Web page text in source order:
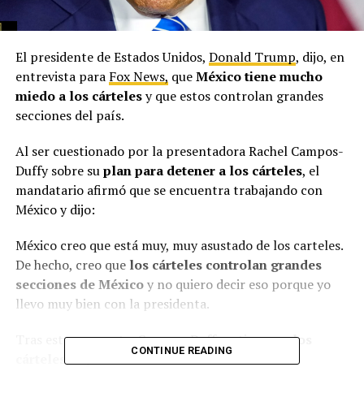
El presidente de Estados Unidos, Donald Trump, dijo, en
entrevista para Fox News, queMéxico tiene mucho
miedo a los cártelesy que estos controlan grandes
secciones del país.
Al ser cuestionado por la presentadora Rachel Campos-
Duffy sobre suplan para detener a los cárteles, el
mandatario afirmó que se encuentra trabajando con
México y dijo:
México creo que está muy, muy asustado de los carteles.
De hecho, creo que los cárteles controlan grandes
secciones de Méxicoy no quiero decir eso porque yo
llevo muy bien con la presidenta.
Tras esta respuesta, Campos-Duffy estima quelos
cárteles se presentan en el 40% del territorio
CONTINUE READING